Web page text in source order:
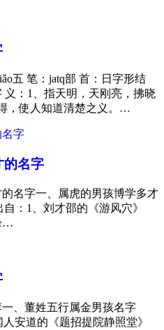
五 笔：jatq部 首：日字形结
：1、指天明，天刚亮，拂晓
，使人知道清楚之义。…
的名字
名字一、属虎的男孩博学多才
：1、刘才邵的《游风穴》
…
、董姓五行属金男孩名字
安道的《题招提院静照堂》